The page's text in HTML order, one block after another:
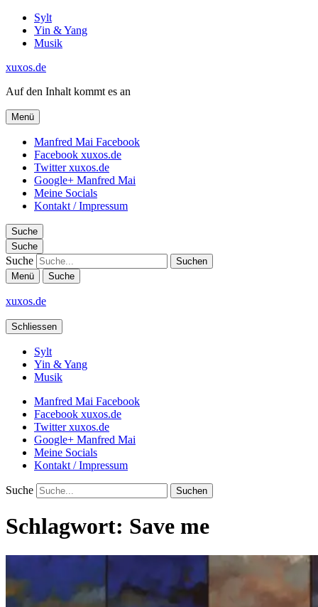
Sylt
Yin & Yang
Musik
xuxos.de
Auf den Inhalt kommt es an
Menü
Manfred Mai Facebook
Facebook xuxos.de
Twitter xuxos.de
Google+ Manfred Mai
Meine Socials
Kontakt / Impressum
Suche
Suche
Suche
Menü Suche
xuxos.de
Schliessen
Sylt
Yin & Yang
Musik
Manfred Mai Facebook
Facebook xuxos.de
Twitter xuxos.de
Google+ Manfred Mai
Meine Socials
Kontakt / Impressum
Suche
Schlagwort: Save me